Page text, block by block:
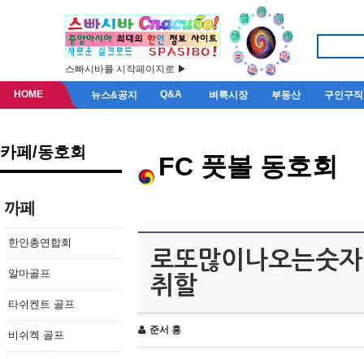
스빠시바를 시작페이지로 ▶
HOME 뉴스&공지 Q&A 벼룩시장 부동산 구인구직
카페/동호회
까페
한인총연합회
알마골프
타쉬켄트 골프
비쉬켁 골프
FC 풋볼 동호회
로또많이나오는숫
취할
준서 홍